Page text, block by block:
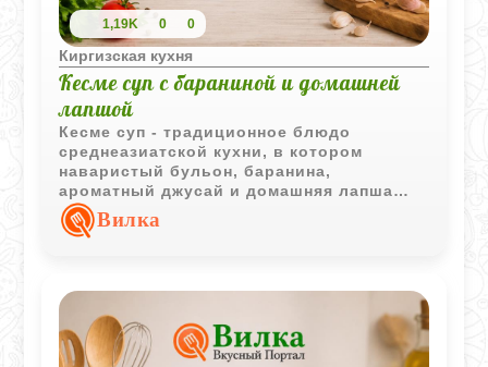
1,19K 0 0
Киргизская кухня
Кесме суп с бараниной и домашней
лапшой
Кесме суп - традиционное блюдо
среднеазиатской кухни, в котором
наваристый бульон, баранина,
ароматный джусай и домашняя лапша
создают насыщенный и
сбалансированный вкус.
Вилка